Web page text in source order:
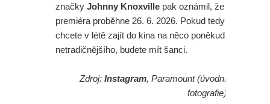
značky Johnny Knoxville pak oznámil, že
premiéra proběhne 26. 6. 2026. Pokud tedy
chcete v létě zajít do kina na něco poněkud
netradičnějšího, budete mít šanci.
Zdroj: Instagram, Paramount (úvodní
fotografie)